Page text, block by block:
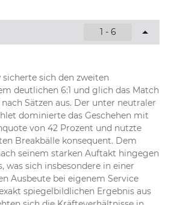
1 - 6
sicherte sich den zweiten
deutlichen 6:1 und glich das Match
Sätzen aus. Der unter neutraler
dominierte das Geschehen mit
von 42 Prozent und nutzte
Breakbälle konsequent. Dem
seinem starken Auftakt hingegen
was sich insbesondere in einer
Ausbeute bei eigenem Service
spiegelbildlichen Ergebnis aus